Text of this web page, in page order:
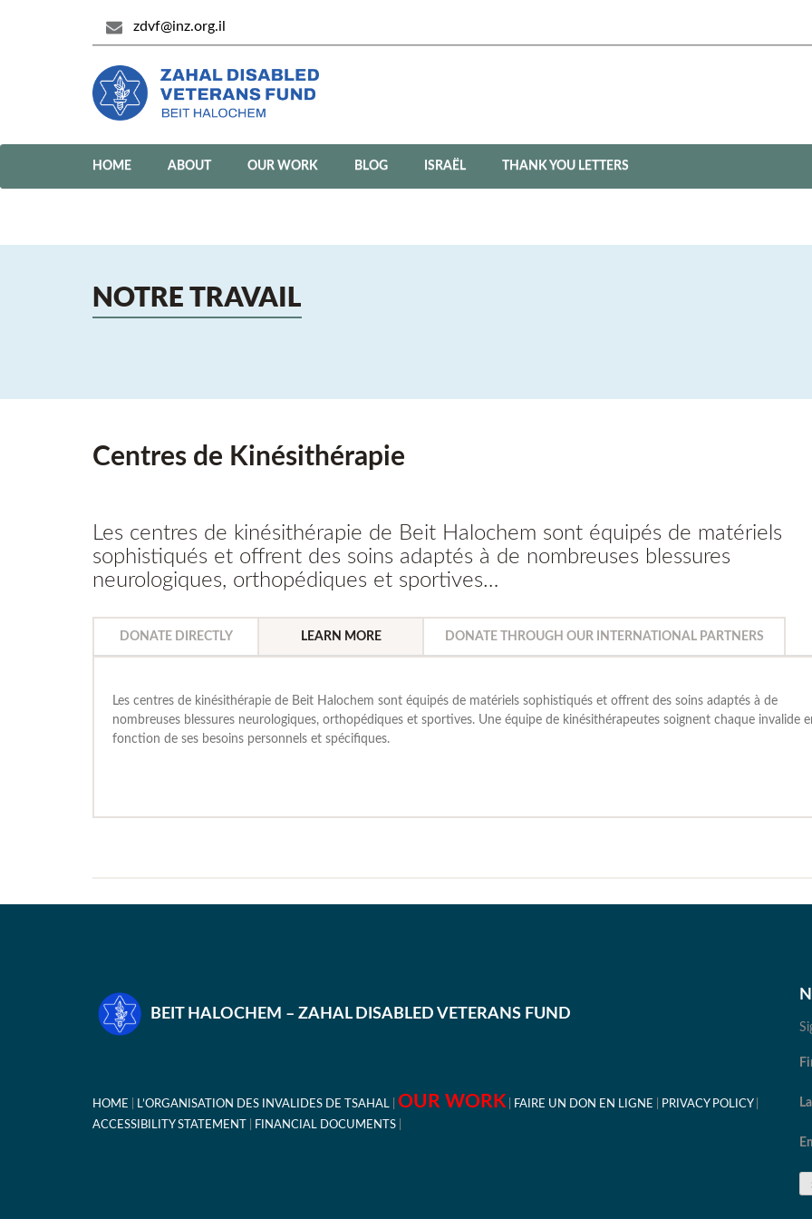
zdvf@inz.org.il
HOME ABOUT OUR WORK BLOG ISRAËL THANK YOU LETTERS
NOTRE TRAVAIL
Centres de Kinésithérapie
Les centres de kinésithérapie de Beit Halochem sont équipés de matériels
sophistiqués et offrent des soins adaptés à de nombreuses blessures
neurologiques, orthopédiques et sportives…
DONATE DIRECTLY LEARN MORE DONATE THROUGH OUR INTERNATIONAL PARTNERS
Les centres de kinésithérapie de Beit Halochem sont équipés de matériels sophistiqués et offrent des soins adaptés à de
nombreuses blessures neurologiques, orthopédiques et sportives. Une équipe de kinésithérapeutes soignent chaque invalide
fonction de ses besoins personnels et spécifiques.
BEIT HALOCHEM – ZAHAL DISABLED VETERANS FUND
HOME L’ORGANISATION DES INVALIDES DE TSAHAL OUR WORK FAIRE UN DON EN LIGNE
PRIVACY POLICY
ACCESSIBILITY STATEMENT
FINANCIAL DOCUMENTS